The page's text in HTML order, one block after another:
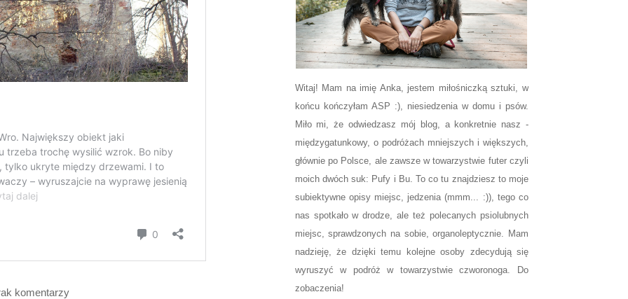
komentarzy
Witaj! Mam na imię Anka, jestem miłośniczką sztuki, w
końcu kończyłam ASP :), niesiedzenia w domu i psów.
Miło mi, że odwiedzasz mój blog, a konkretnie nasz -
międzygatunkowy, o podróżach mniejszych i większych,
głównie po Polsce, ale zawsze w towarzystwie futer czyli
moich dwóch suk: Pufy i Bu. To co tu znajdziesz to moje
subiektywne opisy miejsc, jedzenia (mmm... :)), tego co
nas spotkało w drodze, ale też polecanych psiolubnych
miejsc, sprawdzonych na sobie, organoleptycznie. Mam
nadzieję, że dzięki temu kolejne osoby zdecydują się
wyruszyć w podróż w towarzystwie czworonoga. Do
zobaczenia!